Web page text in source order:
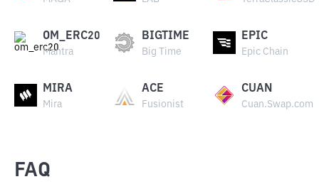
OM_ERC20
Mantra
BIGTIME
Big Time
EPIC
Epic Chain
MIRA
Mira
ACE
Fusionist
CUAN
Cuan.Swap.com
FAQ